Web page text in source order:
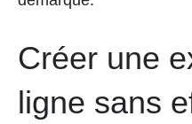
Créer une
ligne sans